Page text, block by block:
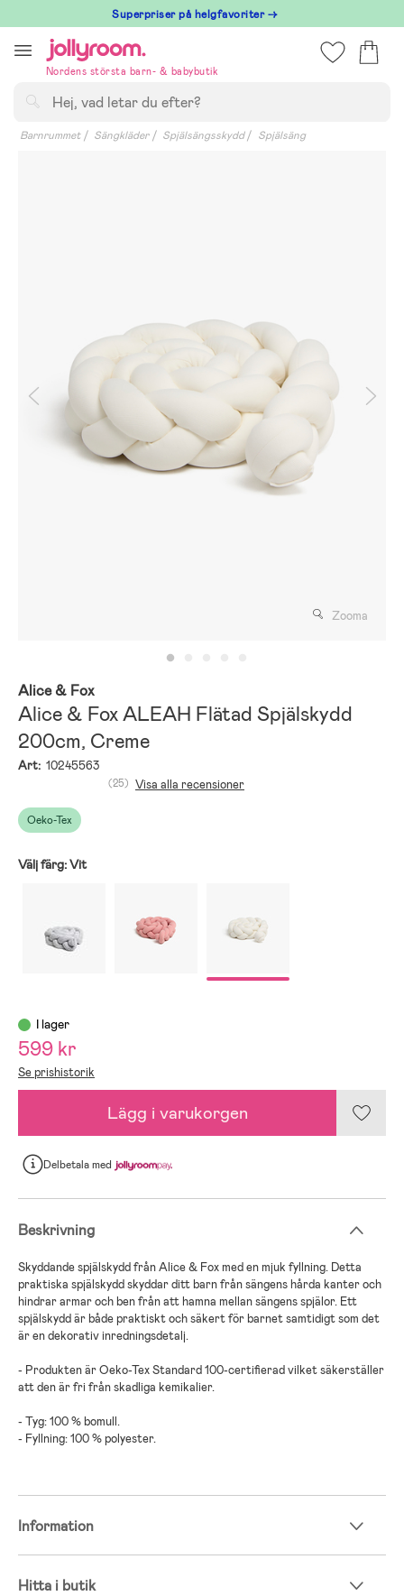
till
innehållet
Superpriser på helgfavoriter →
Nordens största barn- & babybutik
Barnrummet Sängkläder Spjälsängsskydd Spjälsäng
Zooma
Alice & Fox
Alice & Fox ALEAH Flätad Spjälskydd
200cm, Creme
Art: 10245563
Oeko-Tex
(25) Visa alla recensioner
Välj färg:Vit
I lager
599 kr
Se prishistorik
Lägg i varukorgen
Delbetalamed
Beskrivning
Skyddande spjälskydd från Alice & Fox med en mjuk fyllning. Detta
praktiska spjälskydd skyddar ditt barn från sängens hårda kanter och
hindrar armar och ben från att hamna mellan sängens spjälor. Ett
spjälskydd är både praktiskt och säkert för barnet samtidigt som det
är en dekorativ inredningsdetalj.
- Produkten är Oeko-Tex Standard 100-certifierad vilket säkerställer
att den är fri från skadliga kemikalier.
- Tyg: 100 % bomull.
- Fyllning: 100 % polyester.
Information
Hitta i butik